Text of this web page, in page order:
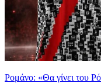
Ρομάνο: «Θα γίνει του